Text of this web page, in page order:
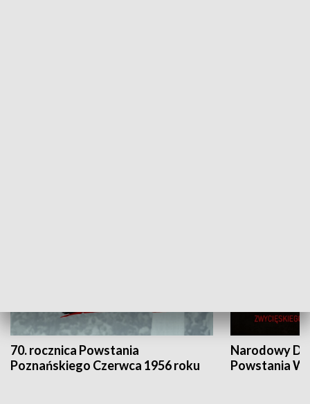
70. rocznica Powstania
Poznańskiego Czerwca 1956 roku
Narodowy
Powstania